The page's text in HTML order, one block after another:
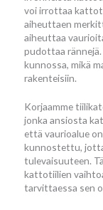
voi irrottaa
aiheuttaen
aiheuttaa
pudottaa
kunnossa, mikä
rakenteisiin.
Korjaamme
jonka ansiosta
että vaurioalue
kunnostettu,
tulevaisuuteen.
kattotiilien
tarvittaessa sen